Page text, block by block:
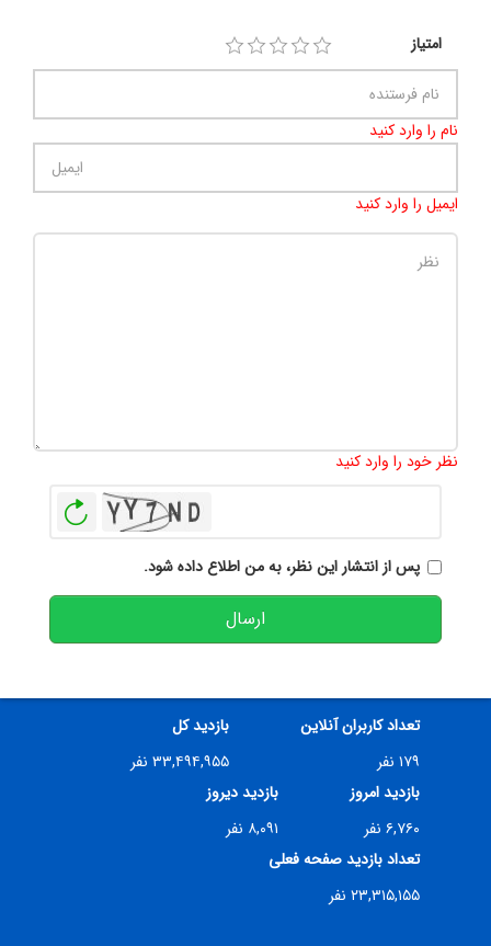
امتیاز
نام را وارد کنید
ایمیل را وارد کنید
نظر خود را وارد کنید
پس از انتشار این نظر، به من اطلاع داده شود.
ارسال
تعداد کاربران آنلاین
۱۷۹ نفر
بازدید کل
۳۳,۴۹۴,۹۵۵ نفر
بازدید امروز
۶,۷۶۰ نفر
بازدید دیروز
۸,۰۹۱ نفر
تعداد بازدید صفحه فعلی
۲۳,۳۱۵,۱۵۵ نفر